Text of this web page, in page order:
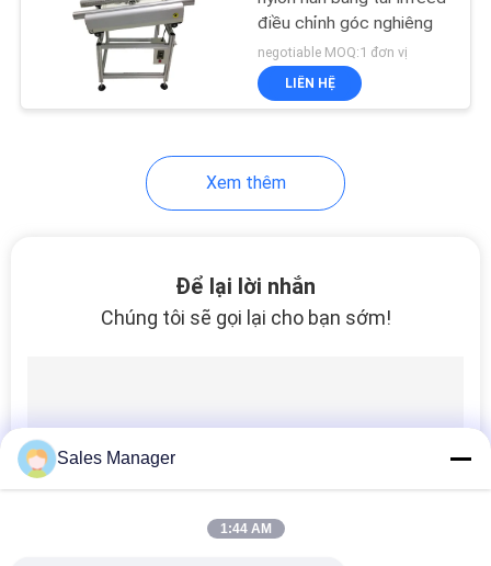
Vật tư tiêu hao
điều chỉnh góc nghiêng
negotiable MOQ:1 đơn vị
LIÊN HỆ
Xem thêm
Để lại lời nhắn
Chúng tôi sẽ gọi lại cho bạn sớm!
Sales Manager
1:44 AM